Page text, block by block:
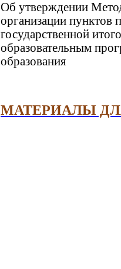
Об утверждении
организации пунктов
государственной
образовательным
образования
МАТЕРИАЛЫ